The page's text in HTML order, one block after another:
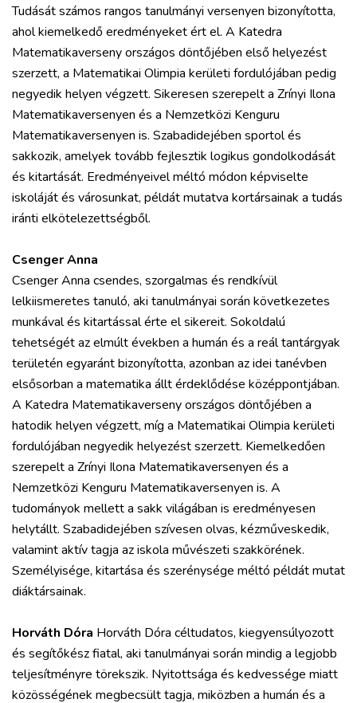
Tudását számos rangos tanulmányi versenyen bizonyította,
ahol kiemelkedő eredményeket ért el. A Katedra
Matematikaverseny országos döntőjében első helyezést
szerzett, a Matematikai Olimpia kerületi fordulójában pedig
negyedik helyen végzett. Sikeresen szerepelt a Zrínyi Ilona
Matematikaversenyen és a Nemzetközi Kenguru
Matematikaversenyen is. Szabadidejében sportol és
sakkozik, amelyek tovább fejlesztik logikus gondolkodását
és kitartását. Eredményeivel méltó módon képviselte
iskoláját és városunkat, példát mutatva kortársainak a tudás
iránti elkötelezettségből.
Csenger Anna
Csenger Anna csendes, szorgalmas és rendkívül
lelkiismeretes tanuló, aki tanulmányai során következetes
munkával és kitartással érte el sikereit. Sokoldalú
tehetségét az elmúlt években a humán és a reál tantárgyak
területén egyaránt bizonyította, azonban az idei tanévben
elsősorban a matematika állt érdeklődése középpontjában.
A Katedra Matematikaverseny országos döntőjében a
hatodik helyen végzett, míg a Matematikai Olimpia kerületi
fordulójában negyedik helyezést szerzett. Kiemelkedően
szerepelt a Zrínyi Ilona Matematikaversenyen és a
Nemzetközi Kenguru Matematikaversenyen is. A
tudományok mellett a sakk világában is eredményesen
helytállt. Szabadidejében szívesen olvas, kézműveskedik,
valamint aktív tagja az iskola művészeti szakkörének.
Személyisége, kitartása és szerénysége méltó példát mutat
diáktársainak.
Horváth Dóra Horváth Dóra céltudatos, kiegyensúlyozott
és segítőkész fiatal, aki tanulmányai során mindig a legjobb
teljesítményre törekszik. Nyitottsága és kedvessége miatt
közösségének megbecsült tagja, miközben a humán és a